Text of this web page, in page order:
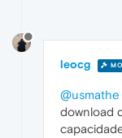
leocg
@usmathe
download